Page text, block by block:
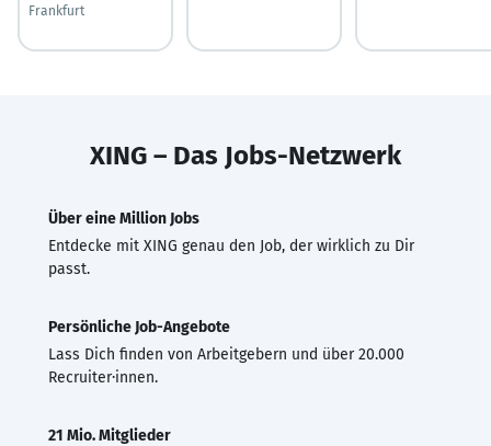
Frankfurt
XING – Das Jobs-Netzwerk
Über eine Million Jobs
Entdecke mit XING genau den Job, der wirklich zu Dir
passt.
Persönliche Job-Angebote
Lass Dich finden von Arbeitgebern und über 20.000
Recruiter·innen.
21 Mio. Mitglieder